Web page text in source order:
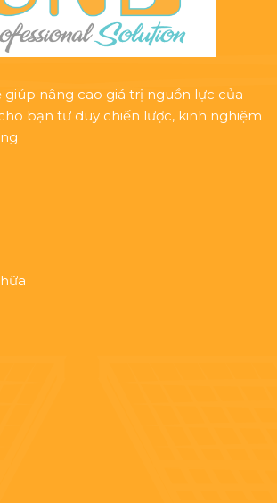
giúp nâng cao giá trị nguồn lực của
bạn tư duy chiến lược, kinh nghiệm